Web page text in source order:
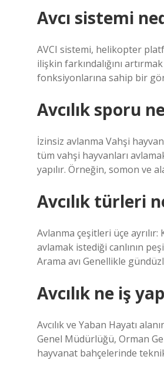
Avcı sistemi
AVCI sistemi, helikopter
ilişkin farkındalığını
fonksiyonlarına sahip bir
Avcılık sporu
İzinsiz avlanma Vahşi
tüm vahşi hayvanları
yapılır. Örneğin, somon ve
Avcılık türleri
Avlanma çeşitleri üçe ayrılır:
avlamak istediği canlının
Arama avı Genellikle
Avcılık ne iş
Avcılık ve Yaban Hayatı
Genel Müdürlüğü, Orman
hayvanat bahçelerinde